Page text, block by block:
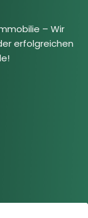
– Wir
erfolgreichen